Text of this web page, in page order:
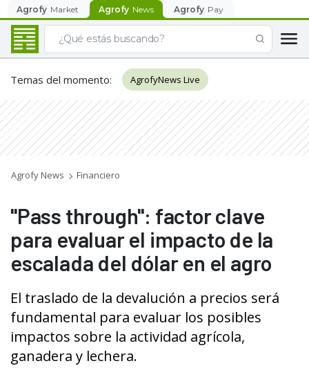
Agrofy Market Agrofy News Agrofy Pay
Temas del momento: AgrofyNews Live
Agrofy News Financiero
"Pass through": factor clave
para evaluar el impacto de la
escalada del dólar en el agro
El traslado de la devalución a precios será
fundamental para evaluar los posibles
impactos sobre la actividad agrícola,
ganadera y lechera.